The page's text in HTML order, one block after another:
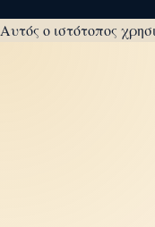
Αυτός ο ιστότοπος